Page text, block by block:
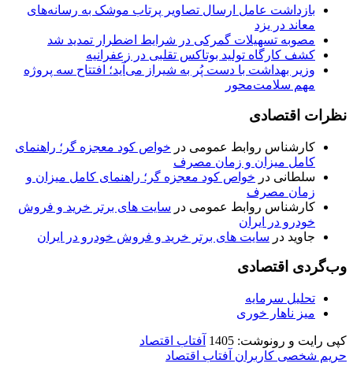
بازداشت عامل ارسال تصاویر پرتاب موشک به رسانه‌های
معاند در یزد
مصوبه تسهیلات گمرکی در شرایط اضطرار تمدید شد
کشف کارگاه تولید بوتاکس تقلبی در زعفرانیه
وزیر بهداشت با دست پُر به شیراز می‌آید؛ افتتاح سه پروژه
مهم سلامت‌محور
نظرات اقتصادی
کارشناس روابط عمومی در خواص کود معجزه گر؛ راهنمای
کامل میزان و زمان مصرف
سلطانی در خواص کود معجزه گر؛ راهنمای کامل میزان و
زمان مصرف
کارشناس روابط عمومی در سایت های برتر خرید و فروش
خودرو در ایران
جاوید در سایت های برتر خرید و فروش خودرو در ایران
وب‌گردی اقتصادی
تحلیل سرمایه
میز ناهار خوری
کپی رایت و رونوشت: 1405
آفتاب اقتصاد
حریم شخصی کاربران آفتاب اقتصاد